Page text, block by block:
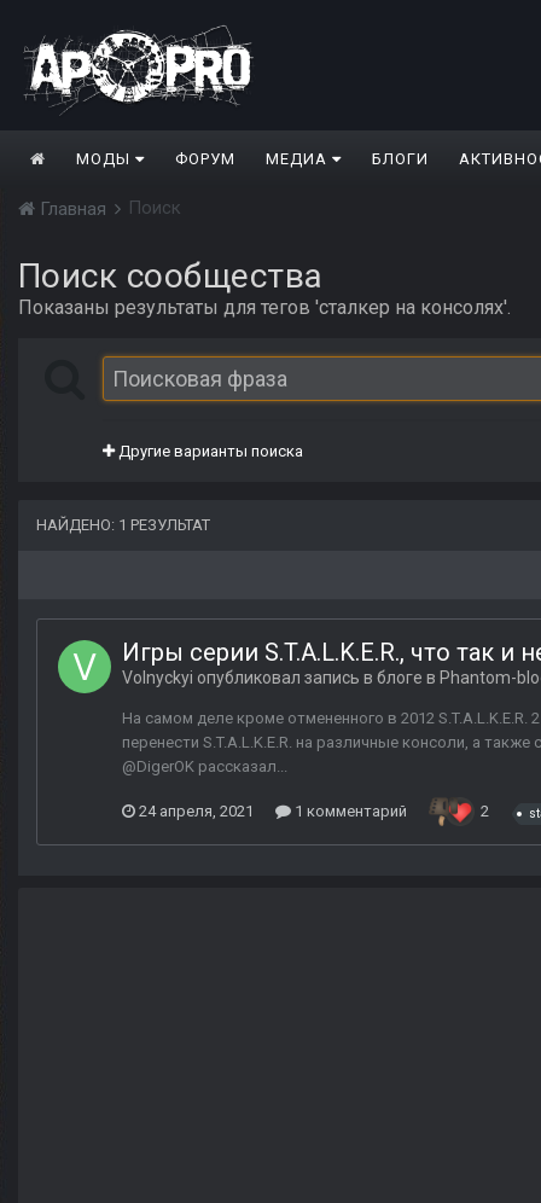
МОДЫ ФОРУМ МЕДИА БЛОГИ
Главная Поиск
Поиск сообщества
Показаны результаты для тегов 'сталкер на консолях'.
Другие варианты поиска
НАЙДЕНО: 1 РЕЗУЛЬТАТ
Игры серии S.T.A.L.K.E.R., что так и
Volnyckyi опубликовал запись в блоге в Phantom-
На самом деле кроме отмененного в 2012
перенести S.T.A.L.K.E.R. на различные консоли, а
@DigerOK рассказал...
24 апреля, 2021 1 комментарий 2